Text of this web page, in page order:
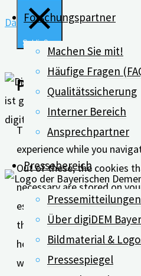
Forschungspartner
Machen Sie mit!
Häufige Fragen
Qualitätssicherung
Interner Bereich
Ansprechpartner
Pressebereich
Pressemitteilungen
Über digiDEM
Bildmaterial &
Pressespiegel
Datenschutz
Schließen
Privacy Overview
This website uses cookies
experience while you
Out of these, the cookies
necessary are stored on
essential for the working of
the website. We also use
help us analyze and
website. These cookies will